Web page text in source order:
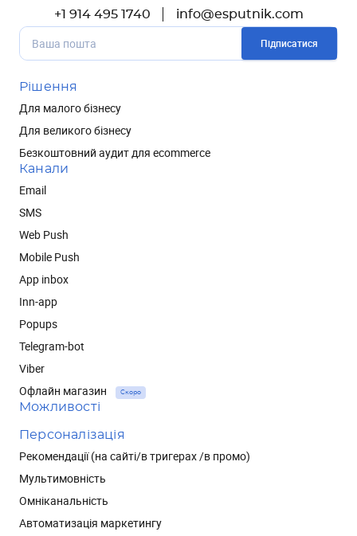
+1 914 495 1740 info@esputnik.com
Підписатися
Рішення
Для малого бізнесу
Для великого бізнесу
Безкоштовний аудит для ecommerce
Канали
Email
SMS
Web Push
Mobile Push
App inbox
Inn-app
Popups
Telegram-bot
Viber
Офлайн магазин
Скоро
Можливості
Персоналізація
Рекомендації (на сайті/в тригерах /в промо)
Мультимовність
Омніканальність
Автоматизація маркетингу